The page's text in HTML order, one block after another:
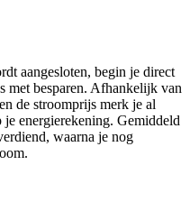
aangesloten, begin je direct
met besparen. Afhankelijk van
de stroomprijs merk je al
energierekening. Gemiddeld
waarna je nog